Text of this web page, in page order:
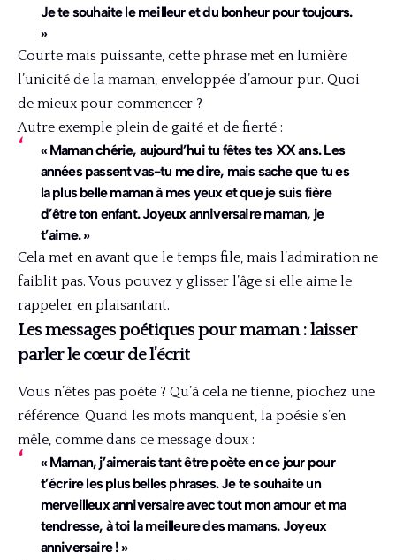
Je te souhaite le meilleur et du bonheur pour toujours.
»
Courte mais puissante, cette phrase met en lumière
l’unicité de la maman, enveloppée d’amour pur. Quoi
de mieux pour commencer ?
Autre exemple plein de gaité et de fierté :
« Maman chérie, aujourd’hui tu fêtes tes XX ans. Les
années passent vas-tu me dire, mais sache que tu es
la plus belle maman à mes yeux et que je suis fière
d’être ton enfant. Joyeux anniversaire maman, je
t’aime. »
Cela met en avant que le temps file, mais l’admiration ne
faiblit pas. Vous pouvez y glisser l’âge si elle aime le
rappeler en plaisantant.
Les messages poétiques pour maman : laisser
parler le cœur de l’écrit
Vous n’êtes pas poète ? Qu’à cela ne tienne, piochez une
référence. Quand les mots manquent, la poésie s’en
mêle, comme dans ce message doux :
« Maman, j’aimerais tant être poète en ce jour pour
t’écrire les plus belles phrases. Je te souhaite un
merveilleux anniversaire avec tout mon amour et ma
tendresse, à toi la meilleure des mamans. Joyeux
anniversaire ! »